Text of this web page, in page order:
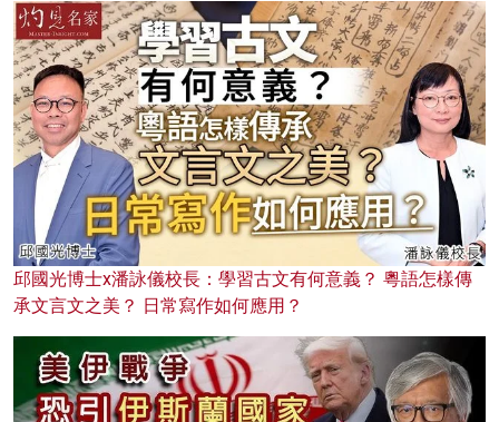
邱國光博士x潘詠儀校長：學習古文有何意義？ 粵語怎樣傳
承文言文之美？ 日常寫作如何應用？